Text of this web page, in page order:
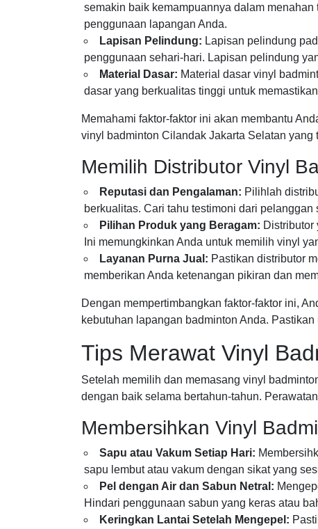
semakin baik kemampuannya dalam
penggunaan lapangan Anda.
Lapisan Pelindung: Lapisan pelindung
penggunaan sehari-hari. Lapisan pelindung
Material Dasar: Material dasar vinyl
dasar yang berkualitas tinggi untuk
Memahami faktor-faktor ini akan membantu
vinyl badminton Cilandak Jakarta Selatan
Memilih Distributor Vinyl
Reputasi dan Pengalaman: Pilihlah
berkualitas. Cari tahu testimoni dari
Pilihan Produk yang Beragam: Distributor
Ini memungkinkan Anda untuk memilih vinyl
Layanan Purna Jual: Pastikan distributor
memberikan Anda ketenangan pikiran dan
Dengan mempertimbangkan faktor-faktor ini,
kebutuhan lapangan badminton Anda.
Tips Merawat Vinyl
Setelah memilih dan memasang vinyl
dengan baik selama bertahun-tahun.
Membersihkan Vinyl
Sapu atau Vakum Setiap Hari:
sapu lembut atau vakum dengan sikat yang
Pel dengan Air dan Sabun Netral:
Hindari penggunaan sabun yang keras atau
Keringkan Lantai Setelah Mengepel: